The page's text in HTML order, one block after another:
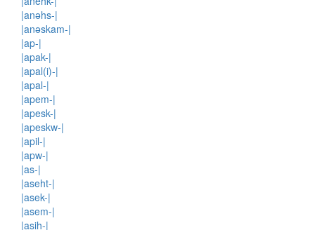
|anəhs-|
|anəskam-|
|ap-|
|apak-|
|apal(i)-|
|apal-|
|apem-|
|apesk-|
|apeskw-|
|apil-|
|apw-|
|as-|
|aseht-|
|asek-|
|asem-|
|asih-|